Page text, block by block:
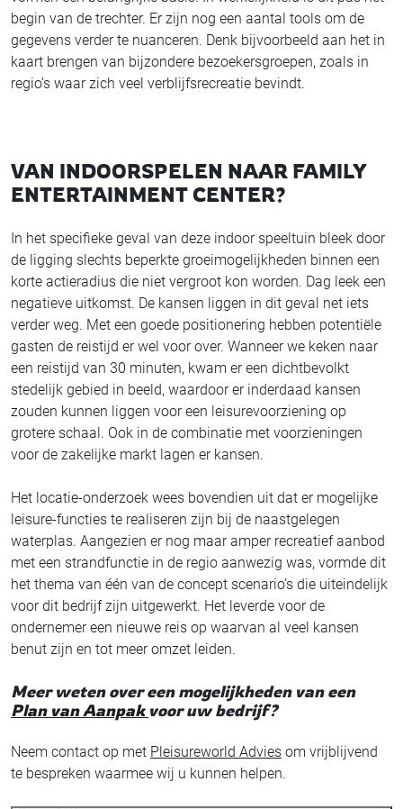
begin van de trechter. Er zijn nog een aantal tools om de
gegevens verder te nuanceren. Denk bijvoorbeeld aan het in
kaart brengen van bijzondere bezoekersgroepen, zoals in
regio’s waar zich veel verblijfsrecreatie bevindt.
VAN INDOORSPELEN NAAR FAMILY
ENTERTAINMENT CENTER?
In het specifieke geval van deze indoor speeltuin bleek door
de ligging slechts beperkte groeimogelijkheden binnen een
korte actieradius die niet vergroot kon worden. Dag leek een
negatieve uitkomst. De kansen liggen in dit geval net iets
verder weg. Met een goede positionering hebben potentiële
gasten de reistijd er wel voor over. Wanneer we keken naar
een reistijd van 30 minuten, kwam er een dichtbevolkt
stedelijk gebied in beeld, waardoor er inderdaad kansen
zouden kunnen liggen voor een leisurevoorziening op
grotere schaal. Ook in de combinatie met voorzieningen
voor de zakelijke markt lagen er kansen.
Het locatie-onderzoek wees bovendien uit dat er mogelijke
leisure-functies te realiseren zijn bij de naastgelegen
waterplas. Aangezien er nog maar amper recreatief aanbod
met een strandfunctie in de regio aanwezig was, vormde dit
het thema van één van de concept scenario’s die uiteindelijk
voor dit bedrijf zijn uitgewerkt. Het leverde voor de
ondernemer een nieuwe reis op waarvan al veel kansen
benut zijn en tot meer omzet leiden.
Meer weten over een mogelijkheden van een
Plan van Aanpak voor uw bedrijf?
Neem contact op met Pleisureworld Advies om vrijblijvend
te bespreken waarmee wij u kunnen helpen.